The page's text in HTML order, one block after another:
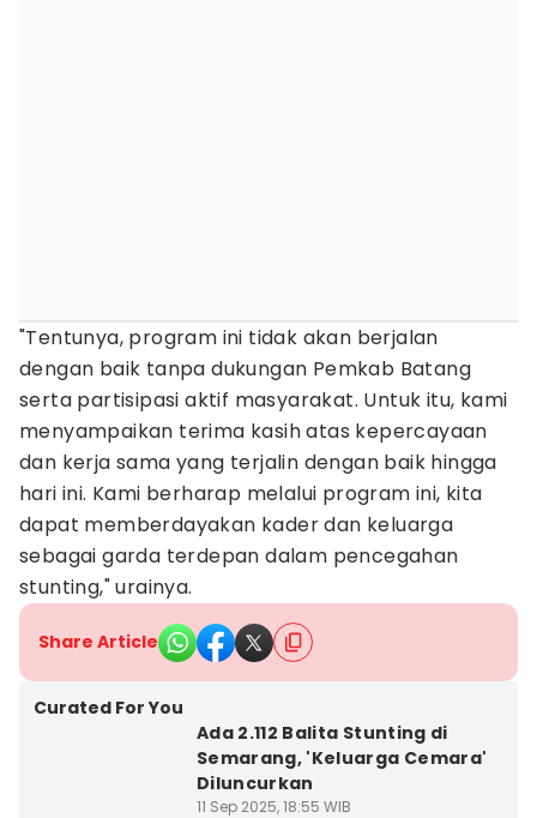
"Tentunya, program ini tidak akan berjalan
dengan baik tanpa dukungan Pemkab Batang
serta partisipasi aktif masyarakat. Untuk itu, kami
menyampaikan terima kasih atas kepercayaan
dan kerja sama yang terjalin dengan baik hingga
hari ini. Kami berharap melalui program ini, kita
dapat memberdayakan kader dan keluarga
sebagai garda terdepan dalam pencegahan
stunting," urainya.
Share Article
Curated For You
Ada 2.112 Balita Stunting di
Semarang, 'Keluarga Cemara'
Diluncurkan
11 Sep 2025, 18:55 WIB